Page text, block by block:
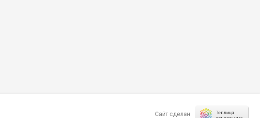
Сайт сделан